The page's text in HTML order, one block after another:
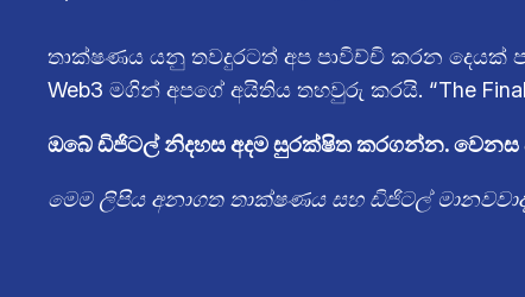
තාක්ෂණය යනු තවදුරටත් අප පාවිච්චි කරන
Web3 මගින් අපගේ අයිතිය තහවුරු කරයි. “The
ඔබේ ඩිජිටල් නිදහස අදම සුරක්ෂිත කරගන්න.
මෙම ලිපිය අනාගත තාක්ෂණය සහ ඩිජිටල්